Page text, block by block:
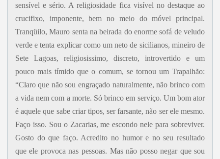
sensível e sério. A religiosidade fica visível no destaque ao
crucifixo, imponente, bem no meio do móvel principal.
Tranqüilo, Mauro senta na beirada do enorme sofá de veludo
verde e tenta explicar como um neto de sicilianos, mineiro de
Sete Lagoas, religiosissimo, discreto, introvertido e um
pouco mais tímido que o comum, se tornou um Trapalhão:
“Claro que não sou engraçado naturalmente, não brinco com
a vida nem com a morte. Só brinco em serviço. Um bom ator
é aquele que sabe criar tipos, ser farsante, não ser ele mesmo.
Faço isso. Sou o Zacarias, me escondo nele para sobreviver.
Gosto do que faço. Acredito no humor e no seu resultado
que ele provoca nas pessoas. Mas não posso negar que sou